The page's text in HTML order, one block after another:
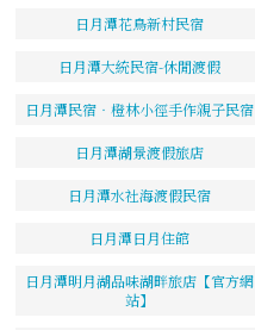
日月潭花鳥新村民宿
日月潭大統民宿-休閒渡假
日月潭民宿‧橙林小徑手作親子民宿
日月潭湖景渡假旅店
日月潭水社海渡假民宿
日月潭日月住館
日月潭明月湖品味湖畔旅店【官方網
站】